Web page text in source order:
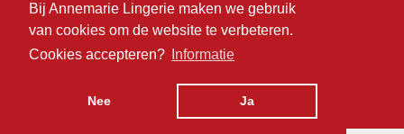
Bij Annemarie Lingerie maken we gebruik
van cookies om de website te verbeteren.
Cookies accepteren?
Informatie
Nee Ja
Social Media
Volg ons op Facebook